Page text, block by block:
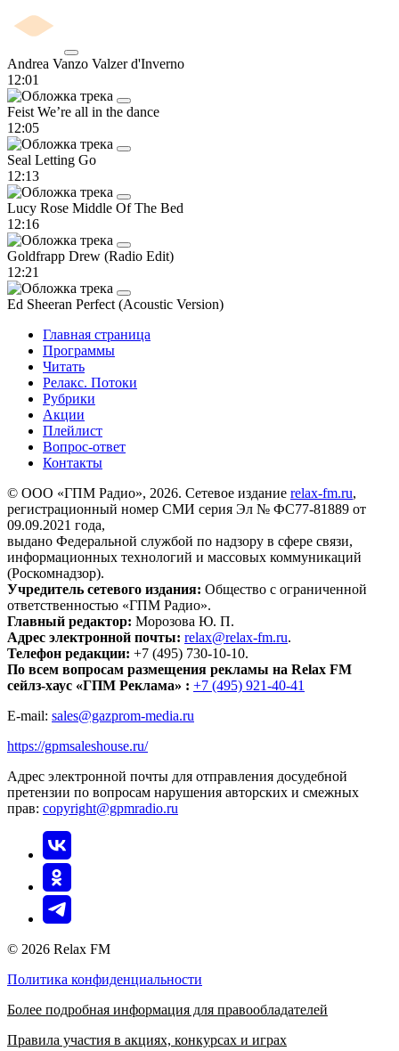
Andrea Vanzo Valzer d'Inverno
12:01
Feist We’re all in the dance
12:05
Seal Letting Go
12:13
Lucy Rose Middle Of The Bed
12:16
Goldfrapp Drew (Radio Edit)
12:21
Ed Sheeran Perfect (Acoustic Version)
Главная страница
Программы
Читать
Релакс. Потоки
Рубрики
Акции
Плейлист
Вопрос-ответ
Контакты
© ООО «ГПМ Радио», 2026. Сетевое издание relax-fm.ru,
регистрационный номер СМИ серия Эл № ФС77-81889 от
09.09.2021 года,
выдано Федеральной службой по надзору в сфере связи,
информационных технологий и массовых коммуникаций
(Роскомнадзор).
Учредитель сетевого издания: Общество с ограниченной
ответственностью «ГПМ Радио».
Главный редактор: Морозова Ю. П.
Адрес электронной почты: relax@relax-fm.ru.
Телефон редакции: +7 (495) 730-10-10.
По всем вопросам размещения рекламы на Relax FM
сейлз-хаус «ГПМ Реклама» : +7 (495) 921-40-41
E-mail: sales@gazprom-media.ru
https://gpmsaleshouse.ru/
Адрес электронной почты для отправления досудебной
претензии по вопросам нарушения авторских и смежных
прав: copyright@gpmradio.ru
© 2026 Relax FM
Политика конфиденциальности
Более подробная информация для правообладателей
Правила участия в акциях, конкурсах и играх